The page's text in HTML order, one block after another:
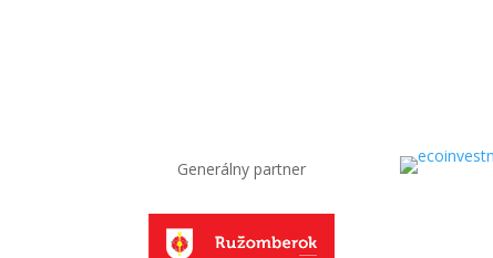
Generálny partner